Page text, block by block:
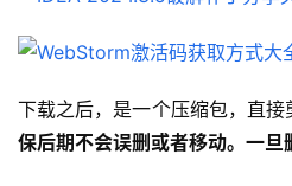
下载之后，是一个压缩包，直接
保后期不会误删或者移动。一旦